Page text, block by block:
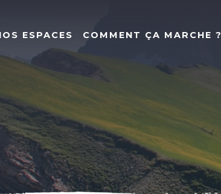
ESPACES COMMENT ÇA MARCHE ?